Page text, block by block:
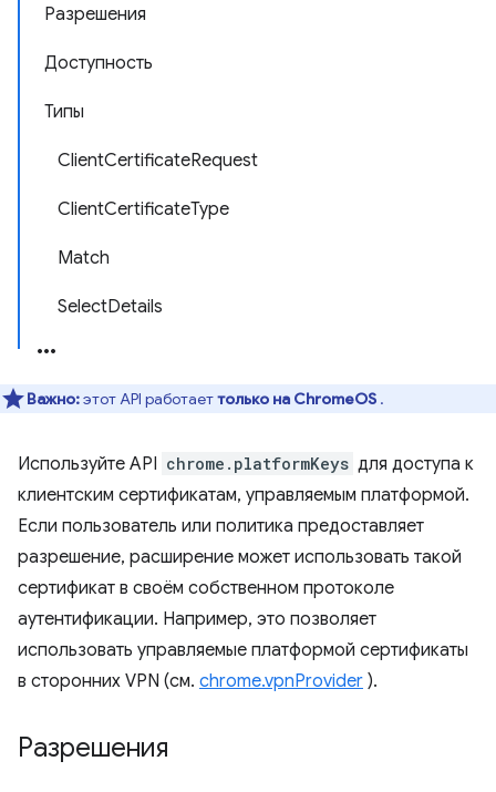
Разрешения
Доступность
Типы
ClientCertificateRequest
ClientCertificateType
Match
SelectDetails
Важно:этот API работаеттолько на ChromeOS .
Используйте API chrome.platformKeys для доступа к
клиентским сертификатам, управляемым платформой.
Если пользователь или политика предоставляет
разрешение, расширение может использовать такой
сертификат в своём собственном протоколе
аутентификации. Например, это позволяет
использовать управляемые платформой сертификаты
в сторонних VPN (см. chrome.vpnProvider ).
Разрешения